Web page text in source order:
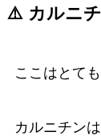
⚠️ カルニ
ここはとても
カルニチン